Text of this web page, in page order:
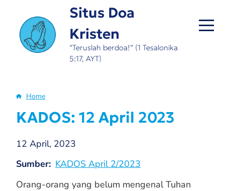
main
content
Situs Doa
Kristen
“Teruslah berdoa!” (1 Tesalonika
5:17, AYT)
Breadcrumb
Home
KADOS: 12 April 2023
12 April, 2023
Sumber KADOS April 2/2023
Orang-orang yang belum mengenal Tuhan